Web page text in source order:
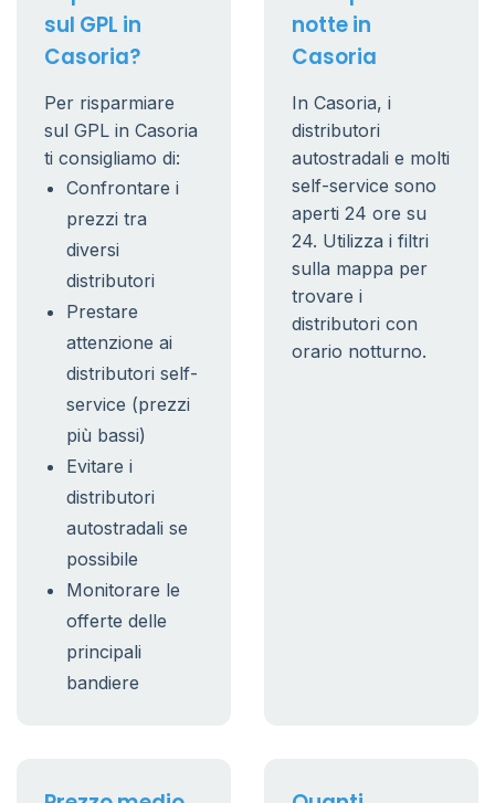
sul GPL in
Casoria?
Per risparmiare
sul GPL in Casoria
ti consigliamo di:
Confrontare i
prezzi tra
diversi
distributori
Prestare
attenzione ai
distributori self-
service (prezzi
più bassi)
Evitare i
distributori
autostradali se
possibile
Monitorare le
offerte delle
principali
bandiere
notte in
Casoria
In Casoria, i
distributori
autostradali e molti
self-service sono
aperti 24 ore su
24. Utilizza i filtri
sulla mappa per
trovare i
distributori con
orario notturno.